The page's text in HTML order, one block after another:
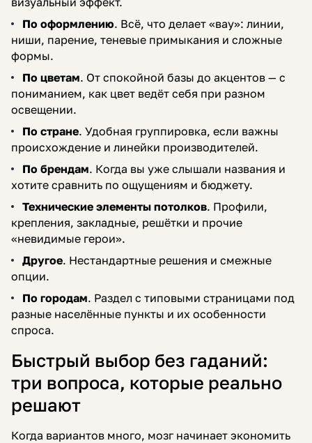
По оформлению. Всё, что делает «вау»: линии,
ниши, парение, теневые примыкания и сложные
формы.
По цветам. От спокойной базы до акцентов — с
пониманием, как цвет ведёт себя при разном
освещении.
По стране. Удобная группировка, если важны
происхождение и линейки производителей.
По брендам. Когда вы уже слышали названия и
хотите сравнить по ощущениям и бюджету.
Технические элементы потолков. Профили,
крепления, закладные, решётки и прочие
«невидимые герои».
Другое. Нестандартные решения и смежные
опции.
По городам. Раздел с типовыми страницами под
разные населённые пункты и их особенности
спроса.
Быстрый выбор без гаданий:
три вопроса, которые реально
решают
Когда вариантов много, мозг начинает экономить